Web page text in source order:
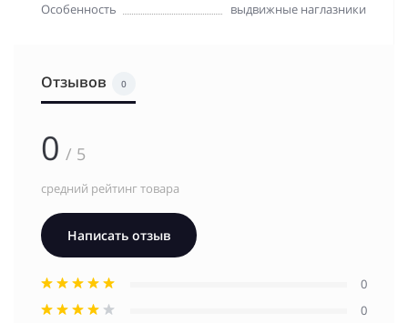
Особенность
выдвижные наглазники
Отзывов 0
0 / 5
средний рейтинг товара
Написать отзыв
0
0